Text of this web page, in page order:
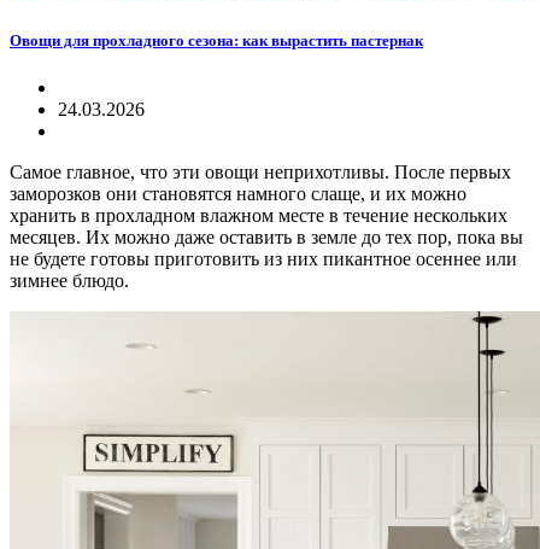
Овощи для прохладного сезона: как вырастить пастернак
24.03.2026
Самое главное, что эти овощи неприхотливы. После первых
заморозков они становятся намного слаще, и их можно
хранить в прохладном влажном месте в течение нескольких
месяцев. Их можно даже оставить в земле до тех пор, пока вы
не будете готовы приготовить из них пикантное осеннее или
зимнее блюдо.